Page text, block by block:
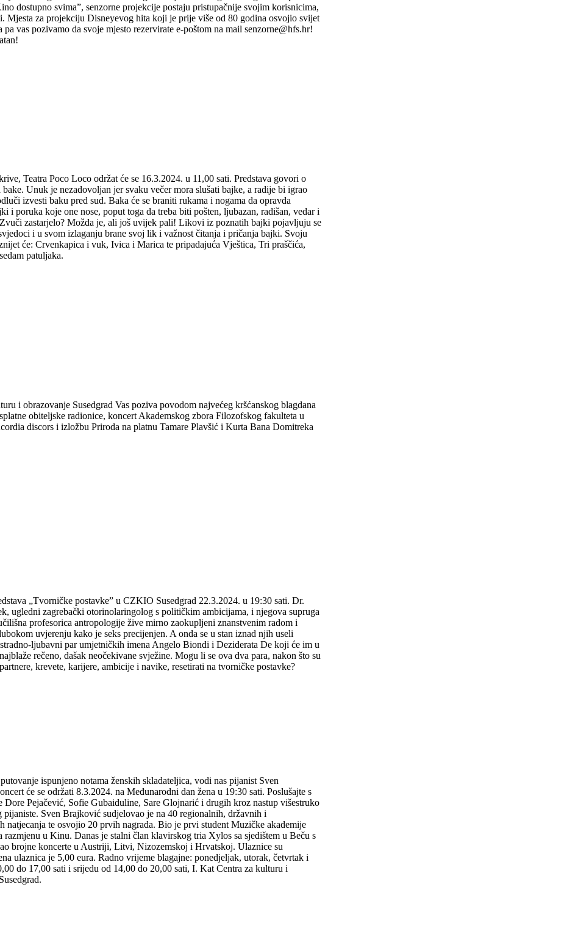
dostupno svima”, senzorne projekcije postaju pristupačnije svojim korisnicima,
Mjesta za projekciju Disneyevog hita koji je prije više od 80 godina osvojio svijet
pa vas pozivamo da svoje mjesto rezervirate e-poštom na mail senzorne@hfs.hr!
Teatra Poco Loco održat će se 16.3.2024. u 11,00 sati. Predstava govori o
Unuk je nezadovoljan jer svaku večer mora slušati bajke, a radije bi igrao
izvesti baku pred sud. Baka će se braniti rukama i nogama da opravda
i poruka koje one nose, poput toga da treba biti pošten, ljubazan, radišan, vedar i
zastarjelo? Možda je, ali još uvijek pali! Likovi iz poznatih bajki pojavljuju se
i u svom izlaganju brane svoj lik i važnost čitanja i pričanja bajki. Svoju
će: Crvenkapica i vuk, Ivica i Marica te pripadajuća Vještica, Tri praščića,
patuljaka.
i obrazovanje Susedgrad Vas poziva povodom najvećeg kršćanskog blagdana
obiteljske radionice, koncert Akademskog zbora Filozofskog fakulteta u
discors i izložbu Priroda na platnu Tamare Plavšić i Kurta Bana Domitreka
„Tvorničke postavke” u CZKIO Susedgrad 22.3.2024. u 19:30 sati. Dr.
ugledni zagrebački otorinolaringolog s političkim ambicijama, i njegova supruga
profesorica antropologije žive mirno zaokupljeni znanstvenim radom i
uvjerenju kako je seks precijenjen. A onda se u stan iznad njih useli
ljubavni par umjetničkih imena Angelo Biondi i Deziderata De koji će im u
rečeno, dašak neočekivane svježine. Mogu li se ova dva para, nakon što su
krevete, karijere, ambicije i navike, resetirati na tvorničke postavke?
ispunjeno notama ženskih skladateljica, vodi nas pijanist Sven
će se održati 8.3.2024. na Međunarodni dan žena u 19:30 sati. Poslušajte s
Dore Pejačević, Sofie Gubaiduline, Sare Glojnarić i drugih kroz nastup višestruko
pijaniste. Sven Brajković sudjelovao je na 40 regionalnih, državnih i
natjecanja te osvojio 20 prvih nagrada. Bio je prvi student Muzičke akademije
razmjenu u Kinu. Danas je stalni član klavirskog tria Xylos sa sjedištem u Beču s
brojne koncerte u Austriji, Litvi, Nizozemskoj i Hrvatskoj. Ulaznice su
ulaznica je 5,00 eura. Radno vrijeme blagajne: ponedjeljak, utorak, četvrtak i
do 17,00 sati i srijedu od 14,00 do 20,00 sati, I. Kat Centra za kulturu i